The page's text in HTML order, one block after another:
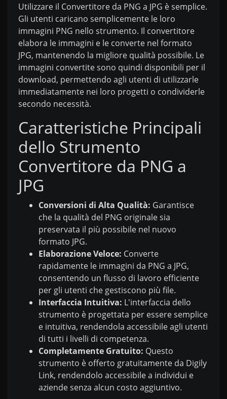
Utilizzare il Convertitore da PNG a JPG è semplice.
Gli utenti caricano semplicemente le loro
immagini PNG nello strumento. Il convertitore
elabora le immagini e le converte nel formato
JPG, mantenendo la migliore qualità possibile. Le
immagini convertite sono quindi disponibili per il
download, permettendo agli utenti di utilizzarle
immediatamente nei loro progetti o condividerle
secondo necessità.
Caratteristiche Principali
dello Strumento
Convertitore da PNG a
JPG
Conversioni di Alta Qualità: Garantisce
che la qualità del PNG originale sia
preservata il più possibile nel nuovo
formato JPG.
Elaborazione Veloce: Converte
rapidamente le immagini da PNG a JPG,
consentendo un flusso di lavoro efficiente
per gli utenti che gestiscono più file.
Interfaccia Intuitiva: L'interfaccia dello
strumento è progettata per essere semplice
e intuitiva, rendendola accessibile agli utenti
di tutti i livelli di competenza.
Completamente Gratuito: Questo
strumento è offerto gratuitamente da Digily
Link, rendendolo accessibile a individui e
aziende senza alcun costo aggiuntivo.